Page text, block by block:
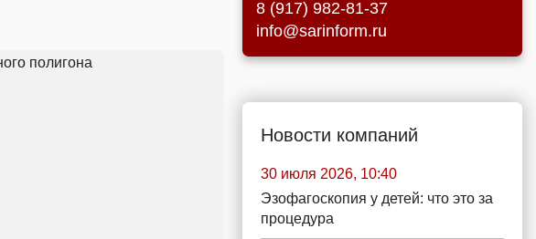
8 (917) 982-81-37
info@sarinform.ru
Новости компаний
30 июля 2026, 10:40
Эзофагоскопия у детей: что это за
процедура